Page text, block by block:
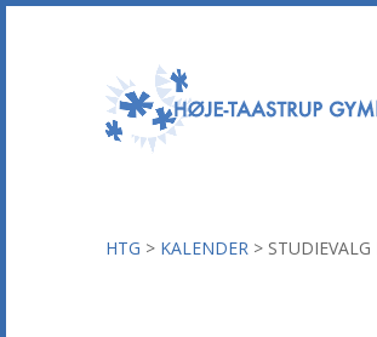
HTG > KALENDER >